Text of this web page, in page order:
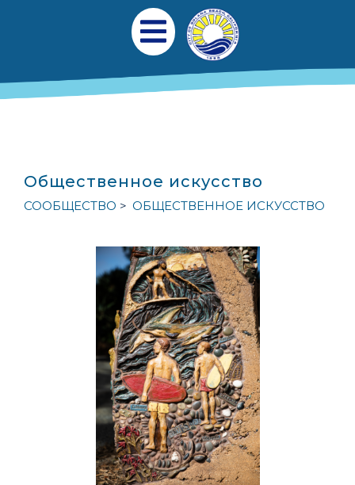
Перейти к общему содержаниюГлавная
Открыть мобильное меню
Общественное искусство
СООБЩЕСТВО ОБЩЕСТВЕННОЕ ИСКУССТВО